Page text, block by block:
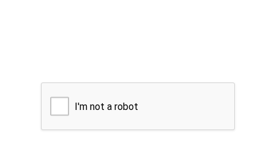
I'm not a robot